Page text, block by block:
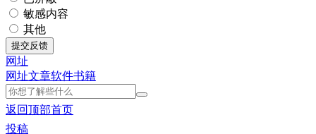
敏感内容
其他
提交反馈
网址
网址文章软件书籍
返回顶部首页
投稿